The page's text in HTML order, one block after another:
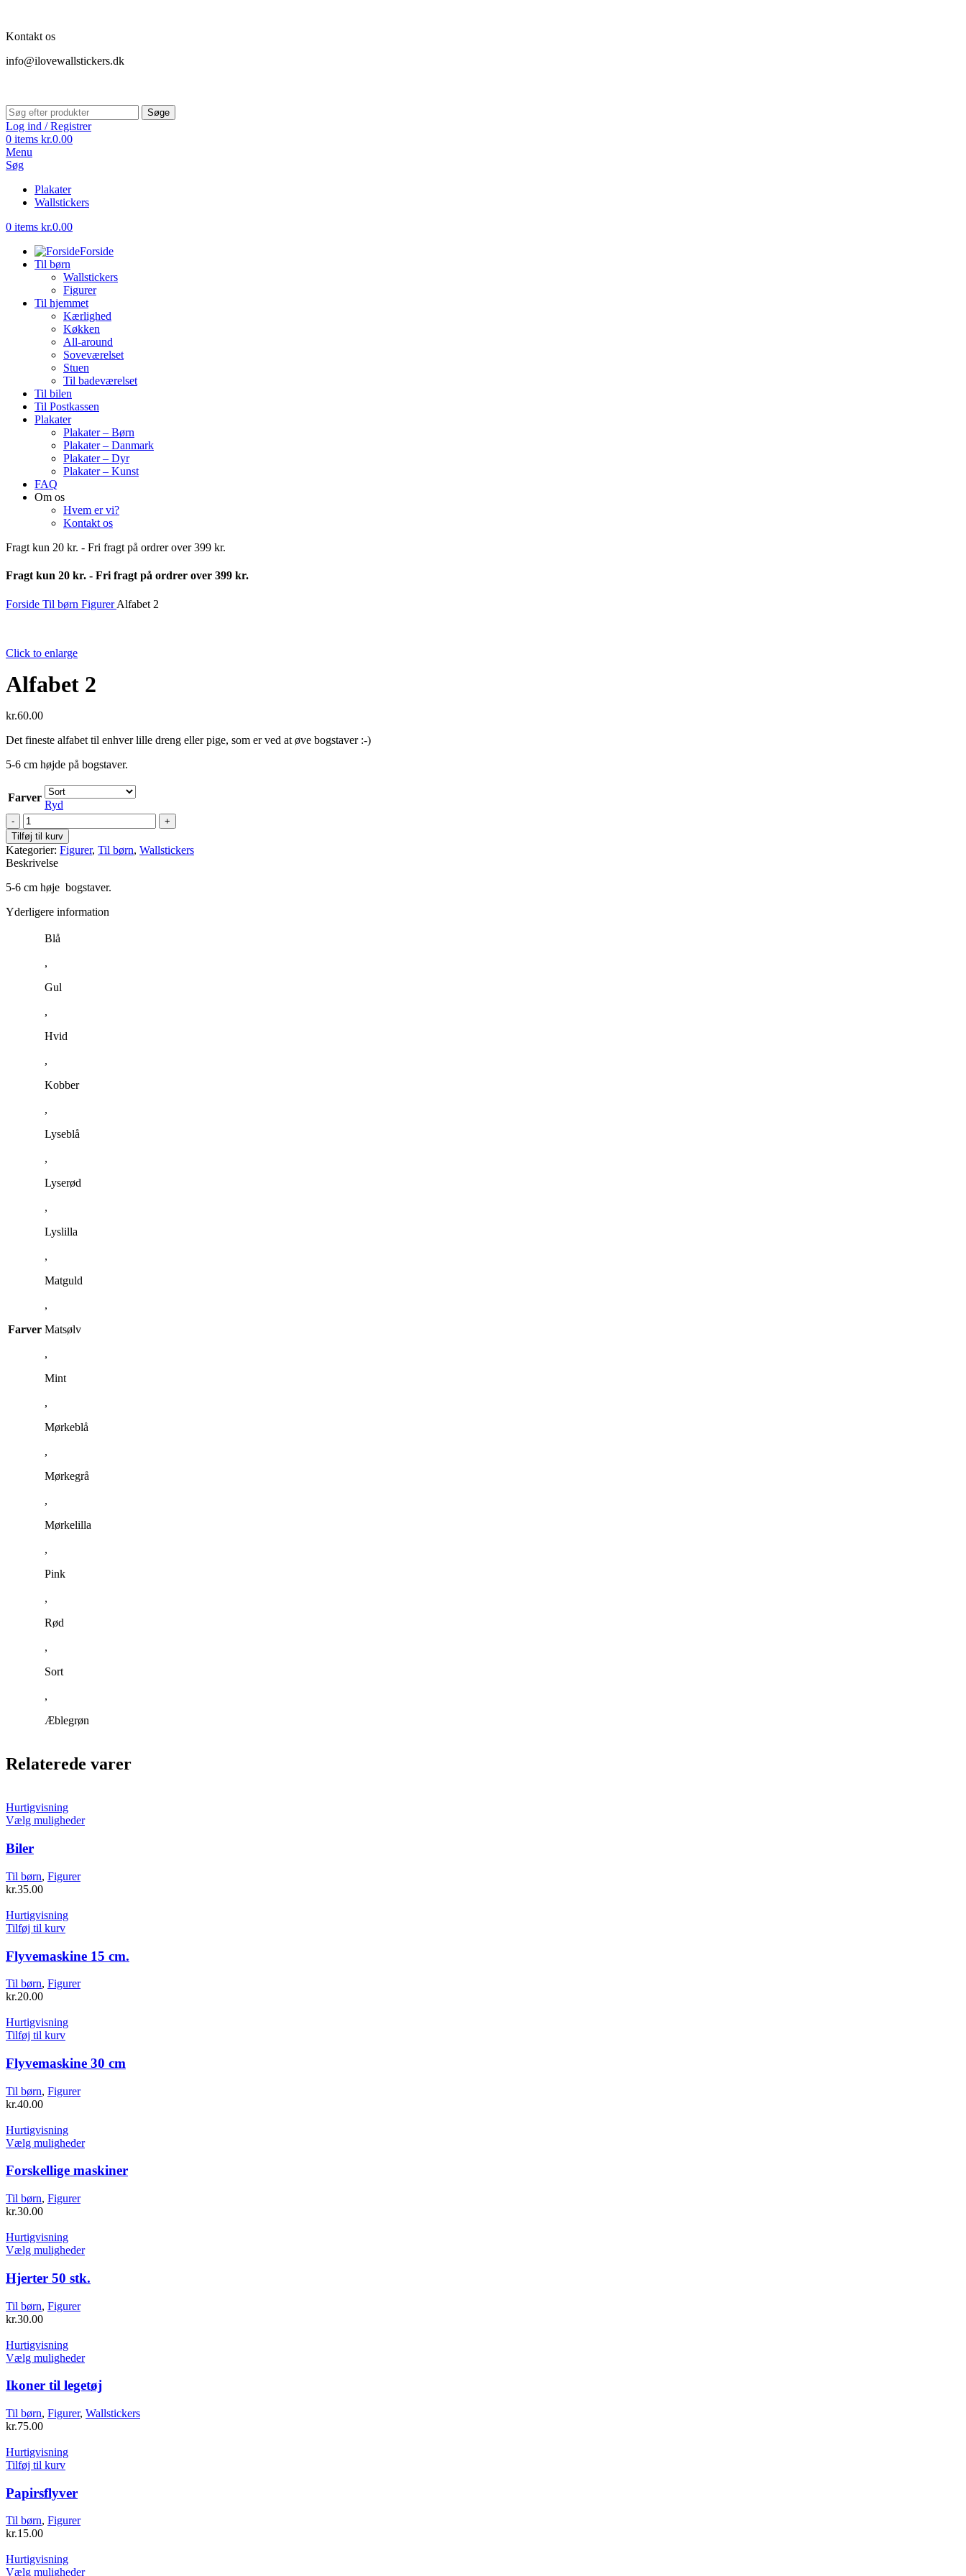
Kontakt os
info@ilovewallstickers.dk
Søge
Log ind / Registrer
0 items kr.0.00
Menu
Søg
Plakater
Wallstickers
0 items kr.0.00
Forside
Til børn
Wallstickers
Figurer
Til hjemmet
Kærlighed
Køkken
All-around
Soveværelset
Stuen
Til badeværelset
Til bilen
Til Postkassen
Plakater
Plakater – Børn
Plakater – Danmark
Plakater – Dyr
Plakater – Kunst
FAQ
Om os
Hvem er vi?
Kontakt os
Fragt kun 20 kr. - Fri fragt på ordrer over 399 kr.
Fragt kun 20 kr. - Fri fragt på ordrer over 399 kr.
Forside Til børn FigurerAlfabet 2
Click to enlarge
Alfabet 2
kr.60.00
Det fineste alfabet til enhver lille dreng eller pige, som er ved at øve bogstaver :-)
5-6 cm højde på bogstaver.
Farver
Ryd
Alfabet
2
antal
Tilføj til kurv
Kategorier: Figurer, Til børn, Wallstickers
Beskrivelse
5-6 cm høje bogstaver.
Yderligere information
Farver
Blå
,
Gul
,
Hvid
,
Kobber
,
Lyseblå
,
Lyserød
,
Lyslilla
,
Matguld
,
Matsølv
,
Mint
,
Mørkeblå
,
Mørkegrå
,
Mørkelilla
,
Pink
,
Rød
,
Sort
,
Æblegrøn
Relaterede varer
Hurtigvisning
Vælg mulighederDette
Biler
Til børn, Figurer
kr.35.00
Hurtigvisning
Tilføj til kurv
Flyvemaskine 15 cm.
Til børn, Figurer
kr.20.00
Hurtigvisning
Tilføj til kurv
Flyvemaskine 30 cm
Til børn, Figurer
kr.40.00
Hurtigvisning
Vælg mulighederDette
har
på
varesiden
Forskellige maskiner
Til børn, Figurer
kr.30.00
Hurtigvisning
Vælg mulighederDette
har
flere
varesiden
Hjerter 50 stk.
Til børn, Figurer
kr.30.00
Hurtigvisning
Vælg mulighederDette
har
flere
varianter.
Mulighederne
Ikoner til legetøj
Til børn, Figurer, Wallstickers
kr.75.00
Hurtigvisning
Tilføj til kurv
Papirsflyver
Til børn, Figurer
kr.15.00
Hurtigvisning
Vælg mulighederDette